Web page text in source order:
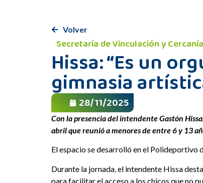
Volver
Secretaría de Vinculación y
Hissa: “Es un
gimnasia
28/11/2025
Con la presencia del intendente Gastón
abril que reunió a menores de entre 6 y 13
El espacio se desarrolló en el Polideportivo
Durante la jornada, el intendente Hissa
para facilitar el acceso a los chicos que no